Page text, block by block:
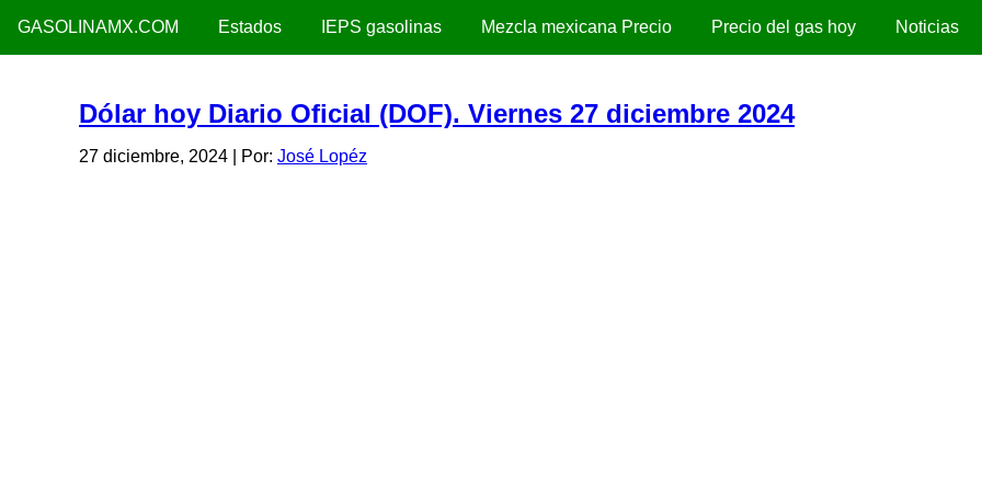
GASOLINAMX.COM Estados IEPS gasolinas Mezcla mexicana Precio Precio del gas hoy Noticias
Dólar hoy Diario Oficial (DOF). Viernes 27 diciembre 2024
27 diciembre, 2024 | Por: José Lopéz